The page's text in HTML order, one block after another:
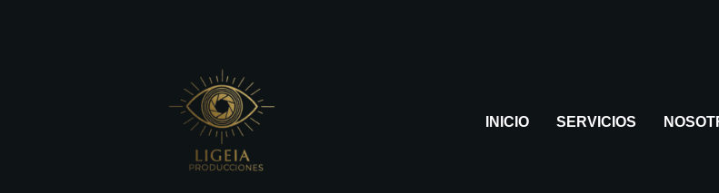
INICIO SERVICIOS